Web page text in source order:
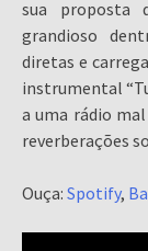
sua proposta
grandioso
diretas e
instrumental
a uma rádio
reverberações
Ouça: Spotify,